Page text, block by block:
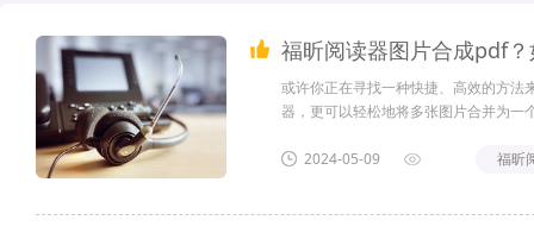
福昕阅读器图片合成pdf
或许你正在寻找一种快捷、高效的方法
器，更可以轻松地将多张图片合并为一
探索这个功能强大的软件吧！福昕阅读
2024-05-09 福昕